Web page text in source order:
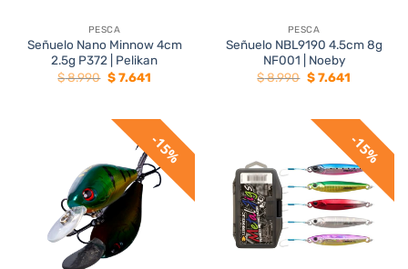
PESCA
Señuelo Nano Minnow 4cm
2.5g P372 | Pelikan
$8.990 El
precio
$ 8.990.
$7.641El
$ 7.641.
PESCA
Señuelo NBL9190 4.5cm 8g
NF001 | Noeby
$8.990 El
precio
$ 8.990.
$7.641El
$ 7.641.
15% 15%